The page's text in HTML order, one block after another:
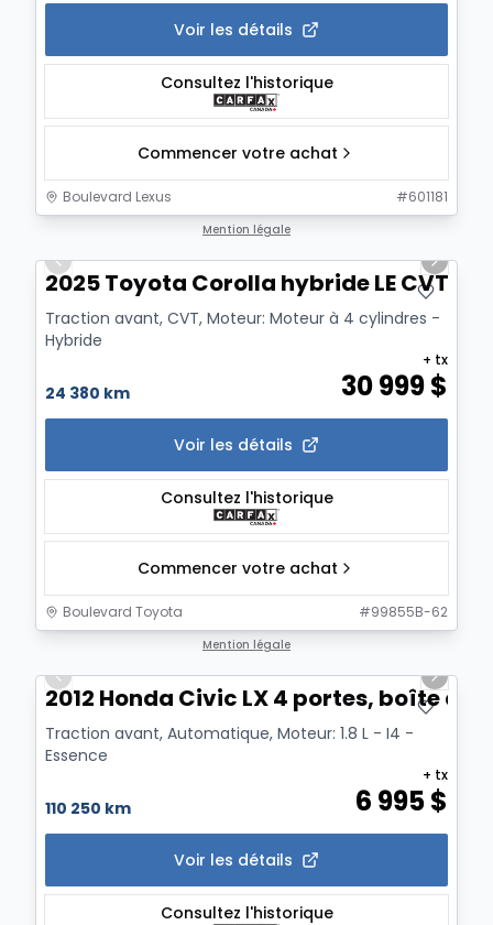
Voir les détails
Consultez l'historique
Commencer votre achat
Boulevard Lexus #601181
Mention légale
Previous slide
Next
2025 Toyota Corolla hybride LE CVT
Traction avant, CVT, Moteur: Moteur à 4 cylindres -
Hybride
24 380 km 30 999$
+ tx
Voir les détails
Consultez l'historique
Commencer votre achat
Boulevard Toyota #99855B-62
Mention légale
Previous slide
Next
2012 Honda Civic LX 4 portes, boîte
Traction avant, Automatique, Moteur: 1.8 L - I4 -
Essence
110 250 km 6 995$
+ tx
Voir les détails
Consultez l'historique